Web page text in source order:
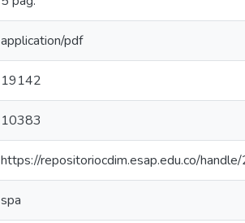
application/pdf
19142
10383
https://repositoriocdim.esap.edu.co/
spa